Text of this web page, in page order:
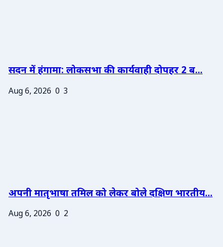
सदन में हंगामा: लोकसभा की कार्यवाही दोपहर 2 ब...
Aug 6, 2026 0 3
अपनी मातृभाषा तमिल को लेकर बोले दक्षिण भारतीय...
Aug 6, 2026 0 2